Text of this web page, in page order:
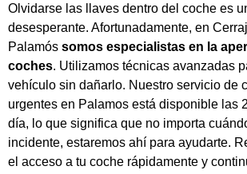
Olvidarse las llaves dentro del coche es
desesperante. Afortunadamente, en
Palamós somos especialistas en la
coches. Utilizamos técnicas avanzadas
vehículo sin dañarlo. Nuestro servicio de
urgentes en Palamos está disponible las
día, lo que significa que no importa
incidente, estaremos ahí para ayudarte.
el acceso a tu coche rápidamente y